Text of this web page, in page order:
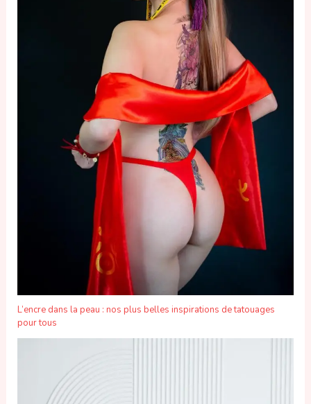
L’encre dans la peau : nos plus belles inspirations de tatouages
pour tous